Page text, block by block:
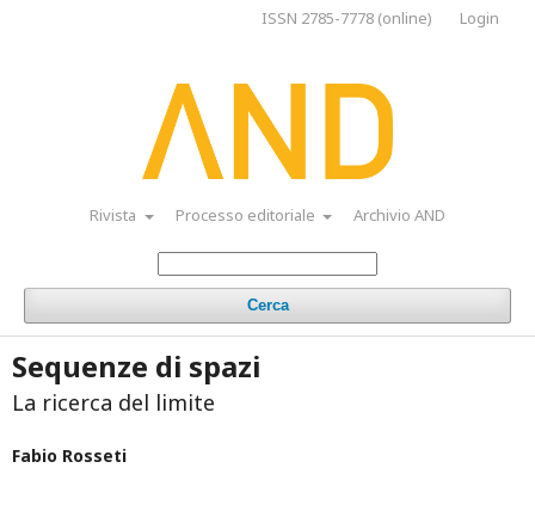
Rivista Processo editoriale Archivio AND
Cerca
ISSN 2785-7778 (online) Login
Sequenze di spazi
La ricerca del limite
Fabio Rosseti